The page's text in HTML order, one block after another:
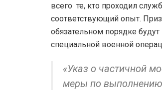
всего те, кто проходил
соответствующий опыт.
обязательном порядке
специальной военной
«Указ о частичной
меры по выполнению